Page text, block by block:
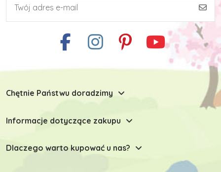
Zabawki motoryczne do 1 roku
Zabawki motoryczne od 2 lat
Drewniane zabawki motoryczne
Chętnie Państwu doradzimy
Informacje dotyczące zakupu
Dlaczego warto kupować u nas?